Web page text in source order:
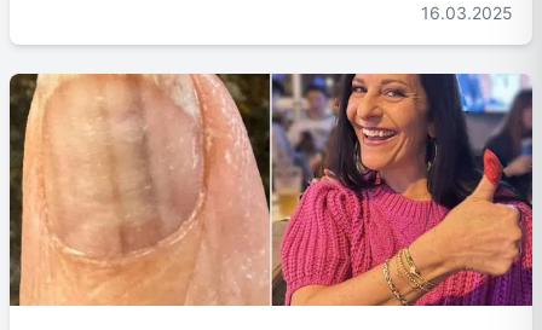
16.03.2025